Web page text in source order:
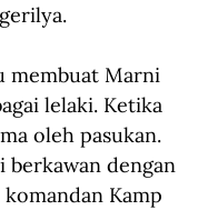
membuat Marni
lelaki. Ketika
oleh pasukan.
berkawan dengan
Kamp